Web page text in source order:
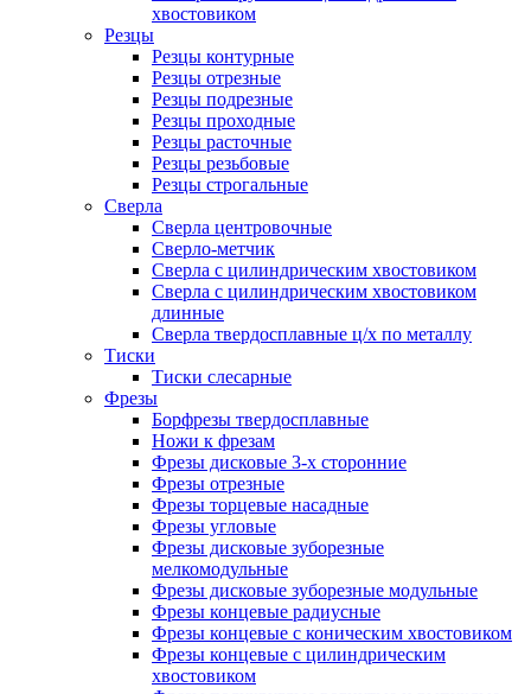
хвостовиком
Резцы
Резцы контурные
Резцы отрезные
Резцы подрезные
Резцы проходные
Резцы расточные
Резцы резьбовые
Резцы строгальные
Сверла
Сверла центровочные
Сверло-метчик
Сверла с цилиндрическим хвостовиком
Сверла с цилиндрическим хвостовиком
длинные
Сверла твердосплавные ц/х по металлу
Тиски
Тиски слесарные
Фрезы
Борфрезы твердосплавные
Ножи к фрезам
Фрезы дисковые 3-х сторонние
Фрезы отрезные
Фрезы торцевые насадные
Фрезы угловые
Фрезы дисковые зуборезные
мелкомодульные
Фрезы дисковые зуборезные модульные
Фрезы концевые радиусные
Фрезы концевые с коническим хвостовиком
Фрезы концевые с цилиндрическим
хвостовиком